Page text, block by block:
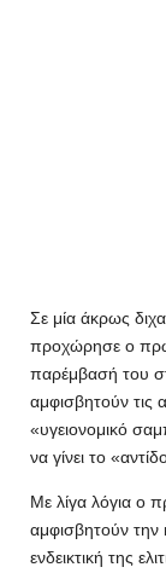
Σε μία άκρως
προχώρησε ο
παρέμβασή του
αμφισβητούν τις
«υγειονομικό
να γίνει το
Με λίγα λόγια ο
αμφισβητούν
ενδεικτική της